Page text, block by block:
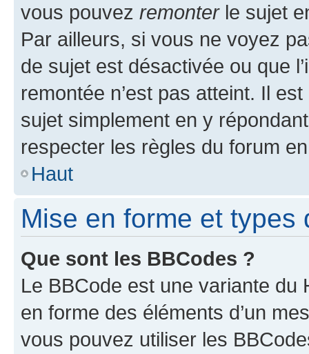
vous pouvez remonterle sujet
Par ailleurs, si vous ne voyez
de sujet est désactivée ou que
remontée n’est pas atteint. Il
sujet simplement en y
respecter les règles du forum
Haut
Mise en forme et types
Que sont les BBCodes ?
Le BBCode est une variante du
en forme des éléments d’un
vous pouvez utiliser les